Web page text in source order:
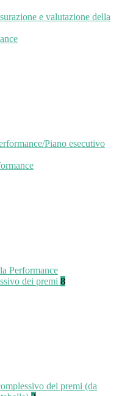
e valutazione della
Piano esecutivo
Performance
dei premi 8
dei premi (da